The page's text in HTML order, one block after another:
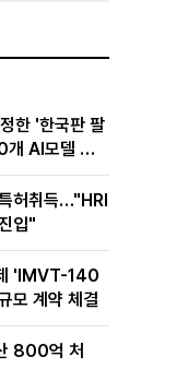
한 '한국판 팔
개 AI모델 현
허취득…"HRI
입"
'IMVT-140
모 계약 체결
800억 처